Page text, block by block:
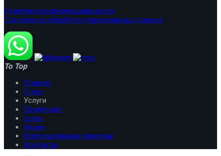
Политика конфиденциальности
Согласие на обработку персональных данных
To Top
Главная
О нас
Услуги
Продукция
Цены
Акции
Корпоративным клиентам
Контакты